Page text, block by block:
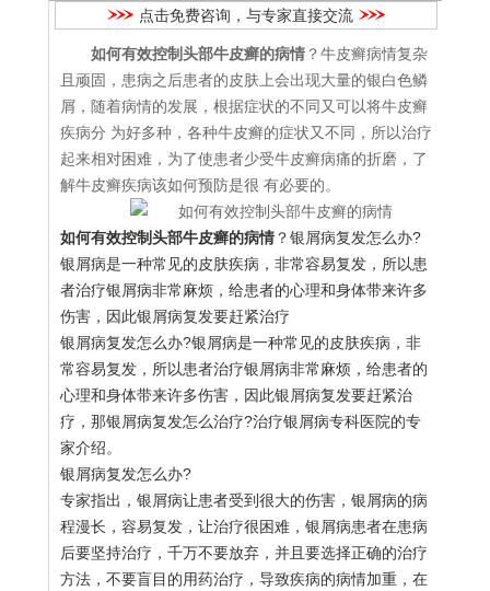
点击免费咨询，与专家直接交流
如何有效控制头部牛皮癣的病情 ？牛皮癣病情复杂
且顽固，患病之后患者的皮肤上会出现大量的银白色鳞
屑，随着病情的发展，根据症状的不同又可以将牛皮癣
疾病分 为好多种，各种牛皮癣的症状又不同，所以治疗
起来相对困难，为了使患者少受牛皮癣病痛的折磨，了
解牛皮癣疾病该如何预防是很 有必要的。
如何有效控制头部牛皮癣的病情 ？银屑病复发怎么办?
银屑病是一种常见的皮肤疾病，非常容易复发，所以患
者治疗银屑病非常麻烦，给患者的心理和身体带来许多
伤害，因此银屑病复发要赶紧治疗
银屑病复发怎么办?银屑病是一种常见的皮肤疾病，非
常容易复发，所以患者治疗银屑病非常麻烦，给患者的
心理和身体带来许多伤害，因此银屑病复发要赶紧治
疗，那银屑病复发怎么治疗?治疗银屑病专科医院的专
家介绍。
银屑病复发怎么办?
专家指出，银屑病让患者受到很大的伤害，银屑病的病
程漫长，容易复发，让治疗很困难，银屑病患者在患病
后要坚持治疗，千万不要放弃，并且要选择正确的治疗
方法，不要盲目的用药治疗，导致疾病的病情加重，在